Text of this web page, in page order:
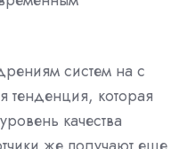
систем на с
тенденция, которая
качества